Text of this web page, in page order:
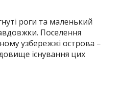
роги та маленький
Поселення
узбережжі острова –
існування цих